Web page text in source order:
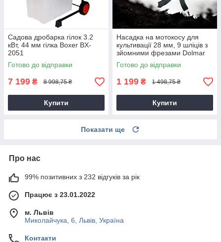
Садова дробарка гілок 3.2
кВт, 44 мм гілка Boxer BX-
2051
Готово до відправки
7 199 ₴ 8 998,75 ₴
Купити
Насадка на мотокосу для
культивації 28 мм, 9 шліців з
зйомними фрезами Dolmar
9T28
Готово до відправки
1 199 ₴ 1 498,75 ₴
Купити
Показати ще
Про нас
99% позитивних з 232 відгуків за рік
Працює з 23.01.2022
м. Львів
Миколайчука, 6, Львів, Україна
Контакти